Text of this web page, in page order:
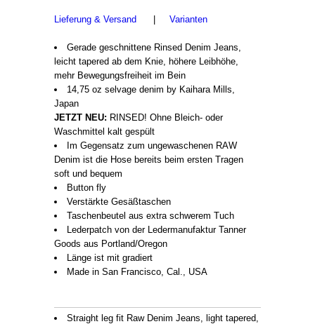
Lieferung & Versand | Varianten
Gerade geschnittene Rinsed Denim Jeans,
leicht tapered ab dem Knie, höhere Leibhöhe,
mehr Bewegungsfreiheit im Bein
14,75 oz selvage denim by Kaihara Mills,
Japan
JETZT NEU: RINSED! Ohne Bleich- oder
Waschmittel kalt gespült
Im Gegensatz zum ungewaschenen RAW
Denim ist die Hose bereits beim ersten Tragen
soft und bequem
Button fly
Verstärkte Gesäßtaschen
Taschenbeutel aus extra schwerem Tuch
Lederpatch von der Ledermanufaktur Tanner
Goods aus Portland/Oregon
Länge ist mit gradiert
Made in San Francisco, Cal., USA
Straight leg fit Raw Denim Jeans, light tapered,